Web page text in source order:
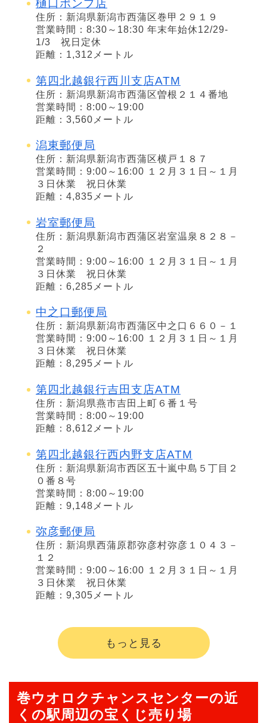
樋口ポンプ店
住所：新潟県新潟市西蒲区巻甲２９１９
営業時間：8:30～18:30 年末年始休12/29-
1/3 祝日定休
距離：1,312メートル
第四北越銀行西川支店ATM
住所：新潟県新潟市西蒲区曽根２１４番地
営業時間：8:00～19:00
距離：3,560メートル
潟東郵便局
住所：新潟県新潟市西蒲区横戸１８７
営業時間：9:00～16:00 １２月３１日～１月
３日休業 祝日休業
距離：4,835メートル
岩室郵便局
住所：新潟県新潟市西蒲区岩室温泉８２８－
２
営業時間：9:00～16:00 １２月３１日～１月
３日休業 祝日休業
距離：6,285メートル
中之口郵便局
住所：新潟県新潟市西蒲区中之口６６０－１
営業時間：9:00～16:00 １２月３１日～１月
３日休業 祝日休業
距離：8,295メートル
第四北越銀行吉田支店ATM
住所：新潟県燕市吉田上町６番１号
営業時間：8:00～19:00
距離：8,612メートル
第四北越銀行西内野支店ATM
住所：新潟県新潟市西区五十嵐中島５丁目２
０番８号
営業時間：8:00～19:00
距離：9,148メートル
弥彦郵便局
住所：新潟県西蒲原郡弥彦村弥彦１０４３－
１２
営業時間：9:00～16:00 １２月３１日～１月
３日休業 祝日休業
距離：9,305メートル
もっと見る
巻ウオロクチャンスセンターの近
くの駅周辺の宝くじ売り場